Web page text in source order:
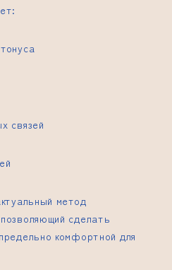
связей
метод
сделать
комфортной для